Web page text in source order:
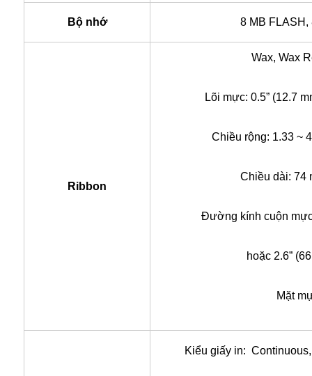
Bộ nhớ 8 MB
Ribbon
Wax, Wax
Lõi mực: 0.5” (12.7
Chiều rộng: 1.33 ~
Chiều dài: 74
Đường kính cuộn
hoặc 2.6”
Mặt
Kiểu giấy in: